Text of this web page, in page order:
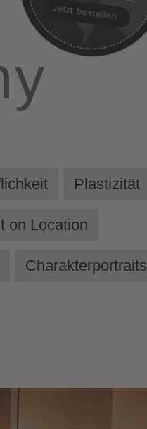
Plastizität
on Location
Charakterportraits